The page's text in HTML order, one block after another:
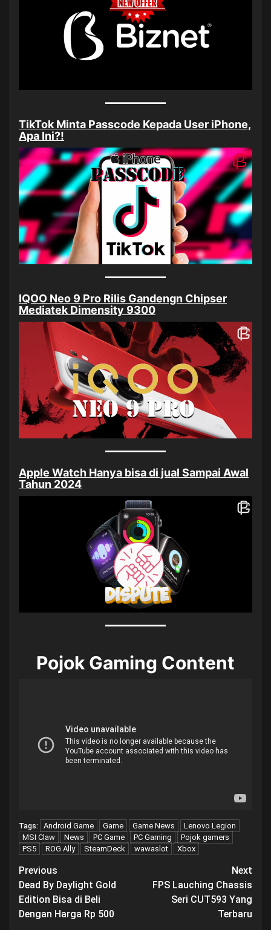
TikTok Minta Passcode Kepada User iPhone,
Apa Ini?!
IQOO Neo 9 Pro Rilis Gandengn Chipser
Mediatek Dimensity 9300
Apple Watch Hanya bisa di jual Sampai Awal
Tahun 2024
Pojok Gaming Content
Tags: Android Game Game Game News
Lenovo Legion
MSI Claw
News PC Game PC Gaming
Pojok gamers
PS5
ROG Ally SteamDeck wawaslot Xbox
Post
navigation
Previous
Dead By Daylight Gold
Edition Bisa di Beli
Dengan Harga Rp 500
Next
FPS Lauching Chassis
Seri CUT593 Yang
Terbaru